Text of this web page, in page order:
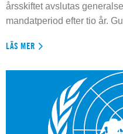
årsskiftet avslutas
mandatperiod efter tio år.
LÄS MER